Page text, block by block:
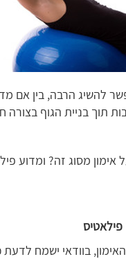
להשיג הרבה, בין אם
תוך בניית הגוף בצורה
מסוג זה? ומדוע
פילאטיס
בוודאי ישמח לדעת